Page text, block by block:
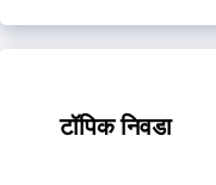
टॉपिक निवडा